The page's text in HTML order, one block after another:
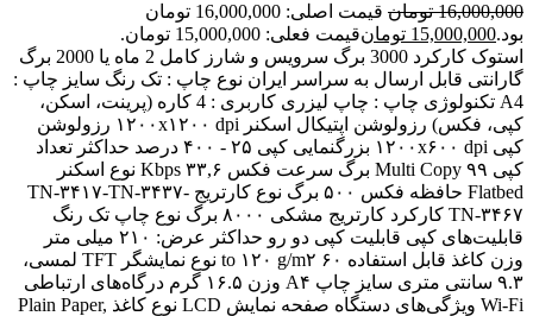
16,000,000 تومان
قیمت اصلی: 16,000,000 تومان
بود.15,000,000 تومانقیمت فعلی: 15,000,000 تومان.
استوک کارکرد 3000 برگ سرویس و شارز کامل 2 ماه یا 2000 برگ
گارانتی قابل ارسال به سراسر ایران نوع چاپ : تک رنگ سایز چاپ :
A4 تکنولوژی چاپ : چاپ لیزری کاربری : 4 کاره (پرینت، اسکن،
کپی، فکس) رزولوشن اپتیکال اسکنر ۱۲۰۰x۱۲۰۰ dpi رزولوشن
کپی ۱۲۰۰x۶۰۰ dpi بزرگنمایی کپی ۲۵ - ۴۰۰ درصد حداکثر تعداد
کپی Multi Copy ۹۹ برگ سرعت فکس ۳۳,۶ Kbps نوع‌ اسکنر
Flatbed حافظه فکس ۵۰۰ برگ نوع کارتریج TN-۳۴۱۷-TN-۳۴۳۷-
TN-۳۴۶۷ کارکرد کارتریج مشکی ۸۰۰۰ برگ نوع چاپ تک رنگ
قابلیت‌های کپی قابلیت کپی دو رو حداکثر عرض: ۲۱۰ میلی متر
وزن کاغذ قابل استفاده ۶۰ to ۱۲۰ g/m۲ نوع نمایشگر TFT لمسی،
۹.۳ سانتی متری سایز چاپ A۴ وزن ۱۶.۵ گرم درگاه‌های ارتباطی
Wi-Fi ویژگی‌های دستگاه صفحه نمایش LCD نوع کاغذ Plain Paper,